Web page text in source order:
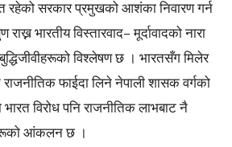
रहेको सरकार प्रमुखको आशंका निवारण गर्न
भारतीय विस्तारवाद– मूर्दावादको नारा
विश्लेषण छ । भारतसँग मिलेर
राजनीतिक फाईदा लिने नेपाली शासक वर्गको
विरोध पनि राजनीतिक लाभबाट नै
आंकलन छ ।